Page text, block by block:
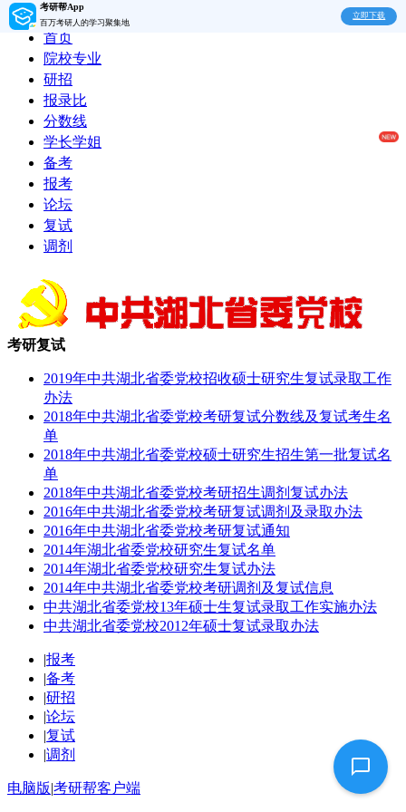
考研帮App
百万考研人的学习聚集地
立即下载
首页
院校专业
研招
报录比
分数线
学长学姐
备考
报考
论坛
复试
调剂
考研复试
2019年中共湖北省委党校招收硕士研究生复试录取工作
办法
2018年中共湖北省委党校考研复试分数线及复试考生名
单
2018年中共湖北省委党校硕士研究生招生第一批复试名
单
2018年中共湖北省委党校考研招生调剂复试办法
2016年中共湖北省委党校考研复试调剂及录取办法
2016年中共湖北省委党校考研复试通知
2014年湖北省委党校研究生复试名单
2014年湖北省委党校研究生复试办法
2014年中共湖北省委党校考研调剂及复试信息
中共湖北省委党校13年硕士生复试录取工作实施办法
中共湖北省委党校2012年硕士复试录取办法
|报考
|备考
|研招
|论坛
|复试
|调剂
电脑版|考研帮客户端